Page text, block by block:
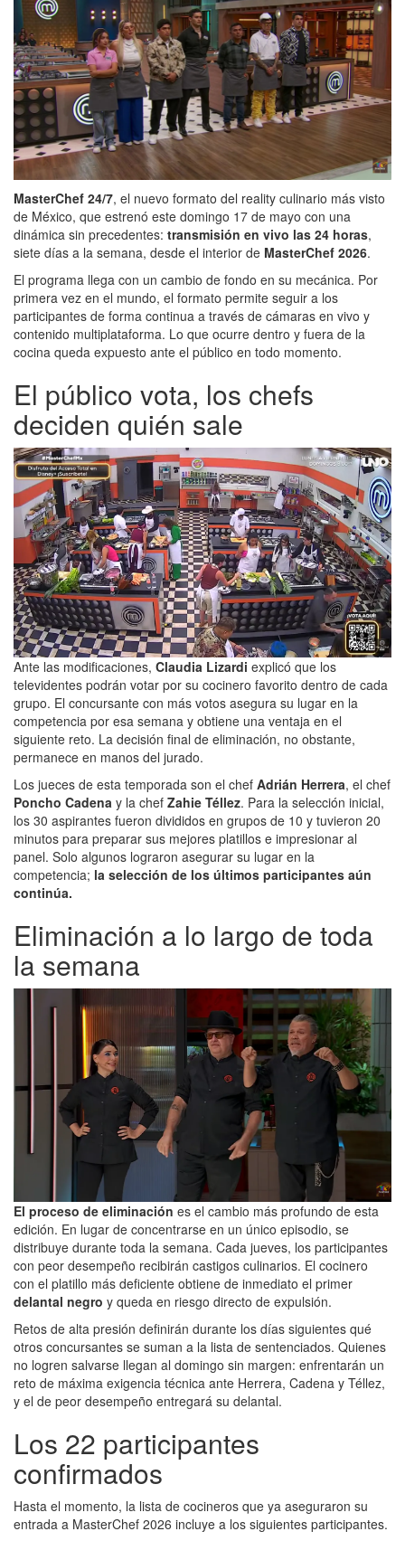
MasterChef 24/7, el nuevo formato del reality culinario más visto
de México, que estrenó este domingo 17 de mayo con una
dinámica sin precedentes: transmisión en vivo las 24 horas,
siete días a la semana, desde el interior de MasterChef 2026.
El programa llega con un cambio de fondo en su mecánica. Por
primera vez en el mundo, el formato permite seguir a los
participantes de forma continua a través de cámaras en vivo y
contenido multiplataforma. Lo que ocurre dentro y fuera de la
cocina queda expuesto ante el público en todo momento.
El público vota, los chefs
deciden quién sale
Ante las modificaciones, Claudia Lizardi explicó que los
televidentes podrán votar por su cocinero favorito dentro de cada
grupo. El concursante con más votos asegura su lugar en la
competencia por esa semana y obtiene una ventaja en el
siguiente reto. La decisión final de eliminación, no obstante,
permanece en manos del jurado.
Los jueces de esta temporada son el chef Adrián Herrera, el chef
Poncho Cadena y la chef Zahie Téllez. Para la selección inicial,
los 30 aspirantes fueron divididos en grupos de 10 y tuvieron 20
minutos para preparar sus mejores platillos e impresionar al
panel. Solo algunos lograron asegurar su lugar en la
competencia; la selección de los últimos participantes aún
continúa.
Eliminación a lo largo de toda
la semana
El proceso de eliminación es el cambio más profundo de esta
edición. En lugar de concentrarse en un único episodio, se
distribuye durante toda la semana. Cada jueves, los participantes
con peor desempeño recibirán castigos culinarios. El cocinero
con el platillo más deficiente obtiene de inmediato el primer
delantal negro y queda en riesgo directo de expulsión.
Retos de alta presión definirán durante los días siguientes qué
otros concursantes se suman a la lista de sentenciados. Quienes
no logren salvarse llegan al domingo sin margen: enfrentarán un
reto de máxima exigencia técnica ante Herrera, Cadena y Téllez,
y el de peor desempeño entregará su delantal.
Los 22 participantes
confirmados
Hasta el momento, la lista de cocineros que ya aseguraron su
entrada a MasterChef 2026 incluye a los siguientes participantes.